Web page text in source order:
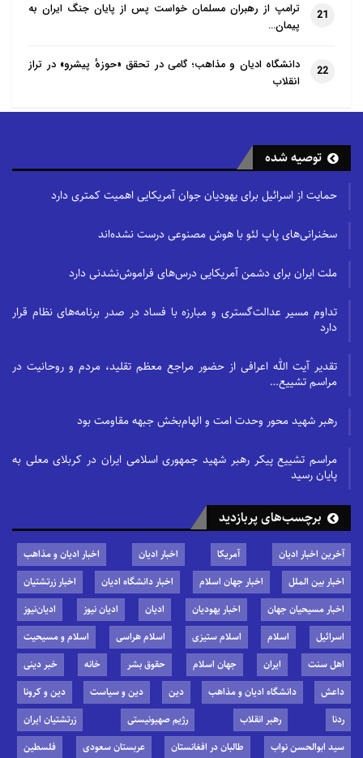
21
ترامپ از رهبران مسلمان خواست پس از پایان جنگ ایران به
پیمان…
22
دانشگاه ادیان و مذاهب؛ گامی در تحقق «حوزهٔ پیشرو» در تراز
انقلاب
توصیه شده
حمایت از اسرائیل برای یهودیان جوان آمریکایی اهمیت کمتری دارد
سخنرانی‌های پاپ لئو با هوش مصنوعی درست نشده‌اند
ملت ایران برای دشمن آمریکایی درس‌های فراموش‌نشدنی دارد
تداوم مسیر عدالت‌گستری و مبارزه با فساد در صدر برنامه‌های نظام قرار
دارد
تقدیر آیت الله اعرافی از حضور مراجع معظم تقلید، مردم و روحانیت در
مراسم تشییع…
رهبر شهید محور وحدت امت و الهام‌بخش جبهه مقاومت بود
مراسم تشییع پیکر رهبر شهید جمهوری اسلامی ایران در کربلای معلی به
پایان رسید
برچسب‌های پربازدید
آخرین اخبار ادیان آمریکا اخبار ادیان
اخبار ادیان و مذاهب
اخبار بین الملل
اخبار جهان اسلام اخبار دانشگاه ادیان
اخبار زرتشتیان
اخبار مسیحیان جهان
اخبار یهودیان ادیان ادیان نیوز
ادیان‌نیوز
اسرائیل
اسلام اسلام ستیزی اسلام هراسی
اسلام و مسیحیت
اهل سنت
ایران جهان اسلام حقوق بشر خانه
خبر دینی
داعش
دانشگاه ادیان و مذاهب دین دین و سیاست
دین و کرونا
ردنا
رهبر انقلاب رژیم صهیونیستی
زرتشتیان ایران
سید ابوالحسن نواب
طالبان در افغانستان عربستان سعودی فلسطین